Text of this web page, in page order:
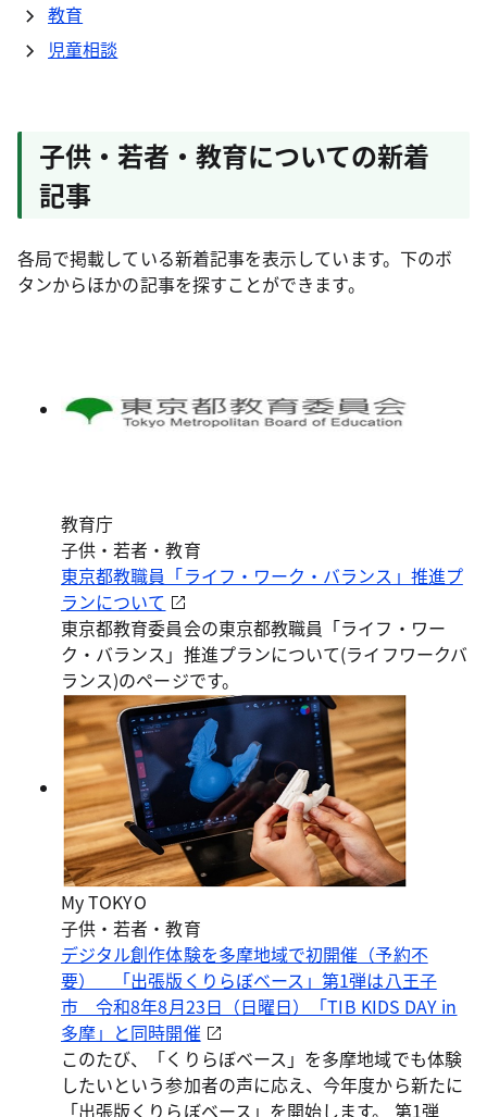
教育
児童相談
子供・若者・教育についての新着
記事
各局で掲載している新着記事を表示しています。下のボ
タンからほかの記事を探すことができます。
教育庁
子供・若者・教育
東京都教職員「ライフ・ワーク・バランス」推進プ
ランについて
東京都教育委員会の東京都教職員「ライフ・ワー
ク・バランス」推進プランについて(ライフワークバ
ランス)のページです。
My TOKYO
子供・若者・教育
デジタル創作体験を多摩地域で初開催（予約不
要） 「出張版くりらぼベース」第1弾は八王子
市 令和8年8月23日（日曜日）「TIB KIDS DAY in
多摩」と同時開催
このたび、「くりらぼベース」を多摩地域でも体験
したいという参加者の声に応え、今年度から新たに
「出張版くりらぼベース」を開始します。 第1弾